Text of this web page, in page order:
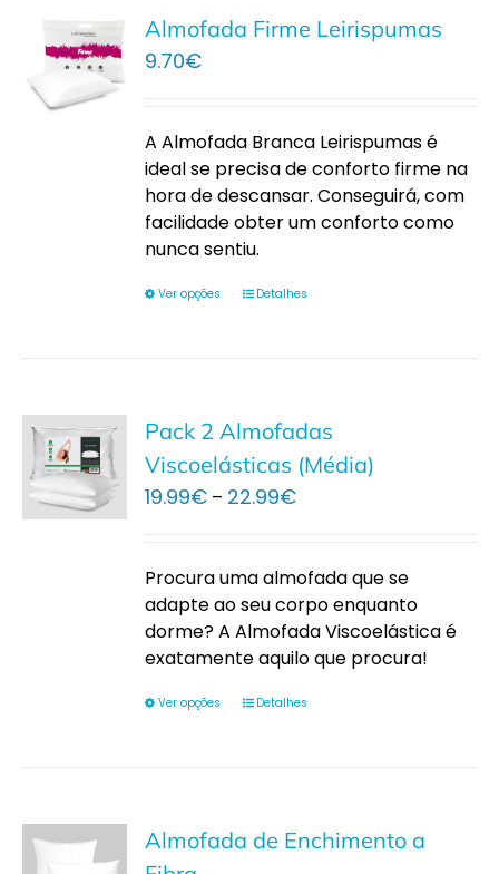
Almofada Firme Leirispumas
9.70€
A Almofada Branca Leirispumas é
ideal se precisa de conforto firme na
hora de descansar. Conseguirá, com
facilidade obter um conforto como
nunca sentiu.
Ver opções Detalhes
Pack 2 Almofadas
Viscoelásticas (Média)
19.99€ – 22.99€Price
through
22.99€
Procura uma almofada que se
adapte ao seu corpo enquanto
dorme? A Almofada Viscoelástica é
exatamente aquilo que procura!
Ver opções Detalhes
Almofada de Enchimento a